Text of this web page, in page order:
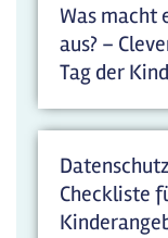
Was macht
aus? –
Tag der
Checkliste